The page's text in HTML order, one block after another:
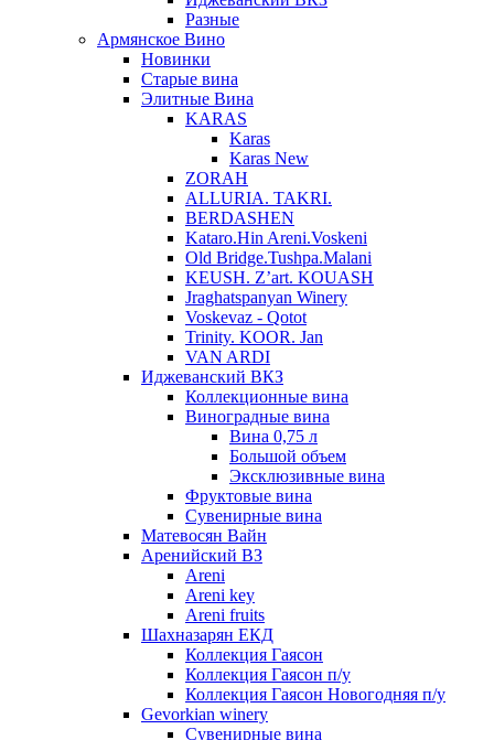
Разные
Армянское Вино
Новинки
Старые вина
Элитные Вина
KARAS
Karas
Karas New
ZORAH
ALLURIA. TAKRI.
BERDASHEN
Kataro.Hin Areni.Voskeni
Old Bridge.Tushpa.Malani
KEUSH. Z’art. KOUASH
Jraghatspanyan Winery
Voskevaz - Qotot
Trinity. KOOR. Jan
VAN ARDI
Иджеванский ВКЗ
Коллекционные вина
Виноградные вина
Вина 0,75 л
Большой объем
Эксклюзивные вина
Фруктовые вина
Cувенирные вина
Матевосян Вайн
Аренийский ВЗ
Areni
Areni key
Areni fruits
Шахназарян ЕКД
Коллекция Гаясон
Коллекция Гаясон п/у
Коллекция Гаясон Новогодняя п/у
Gevorkian winery
Сувенирные вина